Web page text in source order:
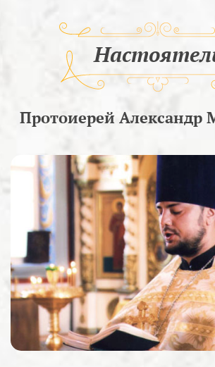
Протоиерей Александр